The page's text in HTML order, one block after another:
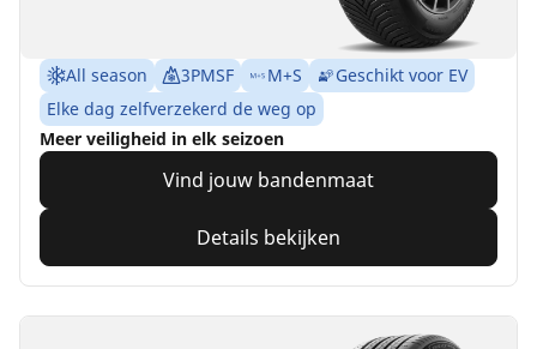
All season 3PMSF M+S
Geschikt voor EV
Elke dag zelfverzekerd de weg op
Meer veiligheid in elk seizoen
Vind jouw bandenmaat
Details bekijken